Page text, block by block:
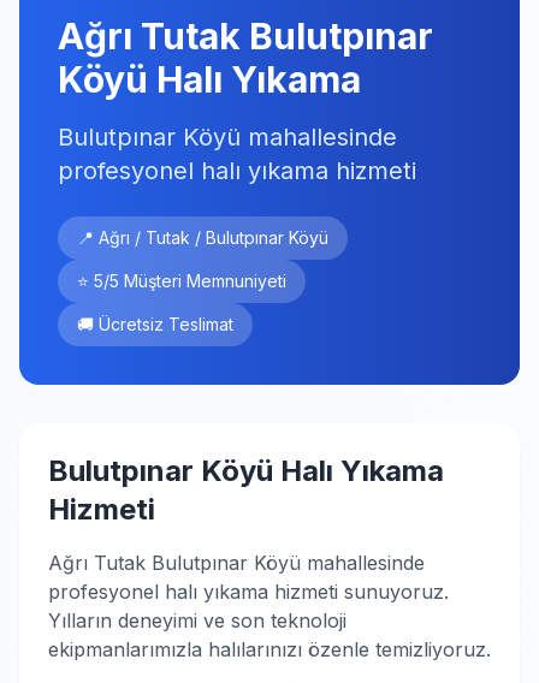
Ağrı Tutak Bulutpınar
Köyü Halı Yıkama
Bulutpınar Köyü mahallesinde
profesyonel halı yıkama hizmeti
📍 Ağrı / Tutak / Bulutpınar Köyü
⭐ 5/5 Müşteri Memnuniyeti
🚚 Ücretsiz Teslimat
Bulutpınar Köyü Halı Yıkama
Hizmeti
Ağrı Tutak Bulutpınar Köyü mahallesinde
profesyonel halı yıkama hizmeti sunuyoruz.
Yılların deneyimi ve son teknoloji
ekipmanlarımızla halılarınızı özenle temizliyoruz.